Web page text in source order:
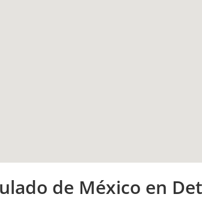
de México en